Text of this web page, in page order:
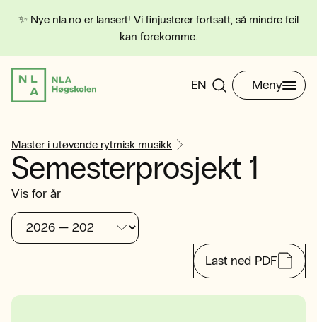
✨ Nye nla.no er lansert! Vi finjusterer fortsatt, så mindre feil
kan forekomme.
EN Meny
Master i utøvende rytmisk musikk
Semesterprosjekt 1
Vis for år
Last ned PDF